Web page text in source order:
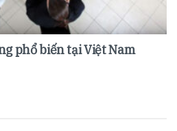
phổ biến tại Việt Nam